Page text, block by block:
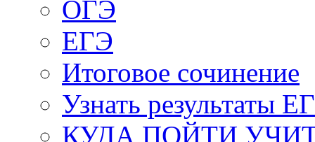
ОГЭ
ЕГЭ
Итоговое сочинение
Узнать результаты
КУДА ПОЙТИ